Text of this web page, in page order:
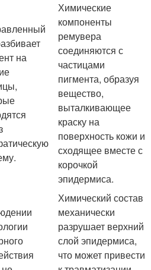
на
Химические
компоненты
ремувера
соединяются с
частицами
пигмента, образуя
вещество,
выталкивающее
краску на
поверхность кожи и
сходящее вместе с
корочкой
эпидермиса.
Химический состав
механически
разрушает верхний
слой эпидермиса,
что может привести